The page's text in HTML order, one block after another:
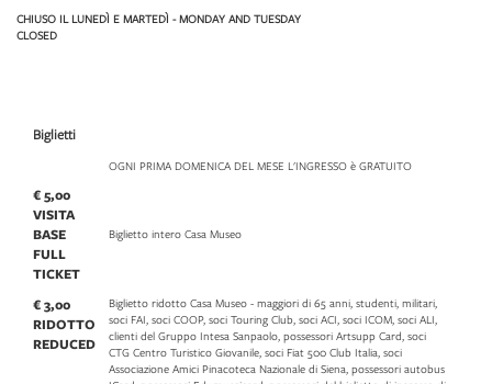
CHIUSO IL LUNEDÌ E MARTEDÌ - MONDAY AND TUESDAY
CLOSED
Biglietti
OGNI PRIMA DOMENICA DEL MESE L'INGRESSO è GRATUITO
€ 5,00
VISITA
BASE
FULL
TICKET
Biglietto intero Casa Museo
€ 3,00
RIDOTTO
REDUCED
Biglietto ridotto Casa Museo - maggiori di 65 anni, studenti, militari,
soci FAI, soci COOP, soci Touring Club, soci ACI, soci ICOM, soci ALI,
clienti del Gruppo Intesa Sanpaolo, possessori Artsupp Card, soci
CTG Centro Turistico Giovanile, soci Fiat 500 Club Italia, soci
Associazione Amici Pinacoteca Nazionale di Siena, possessori autobus